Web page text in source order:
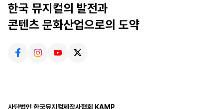
한국 뮤지컬의 발전과
콘텐츠 문화산업으로의 도약
사단법인 한국뮤지컬제작사협회 KAMP